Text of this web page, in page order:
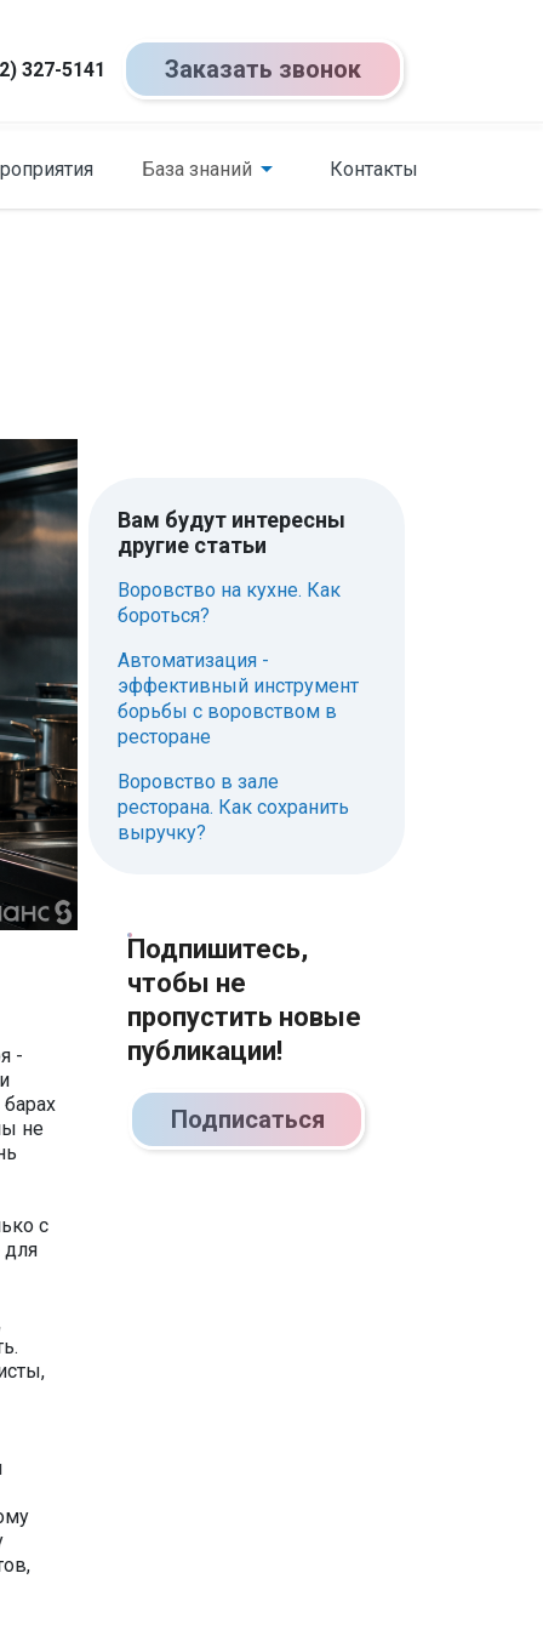
327-5141 Заказать звонок
База знаний Контакты
-
не
с
для
Вам будут интересны
другие статьи
Воровство на кухне. Как
бороться?
Автоматизация -
эффективный инструмент
борьбы с воровством в
ресторане
Воровство в зале
ресторана. Как сохранить
выручку?
Подпишитесь,
чтобы не
пропустить новые
публикации!
Подписаться